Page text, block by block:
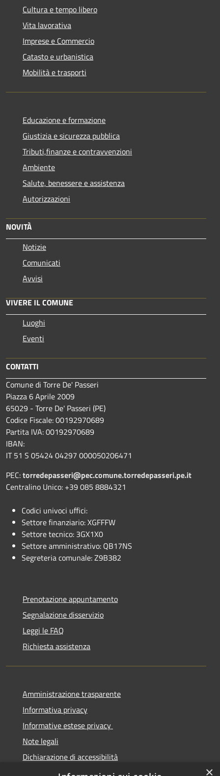
Cultura e tempo libero
Vita lavorativa
Imprese e Commercio
Catasto e urbanistica
Mobilità e trasporti
Educazione e formazione
Giustizia e sicurezza pubblica
Tributi,finanze e contravvenzioni
Ambiente
Salute, benessere e assistenza
Autorizzazioni
NOVITÀ
Notizie
Comunicati
Avvisi
VIVERE IL COMUNE
Luoghi
Eventi
CONTATTI
Comune di Torre De' Passeri
Piazza 6 Aprile 2009
65029 - Torre De' Passeri (PE)
Codice Fiscale: 00192970689
Partita IVA: 00192970689
IBAN:
IT 51 S 05424 04297 000050206471
PEC:torredepasseri@pec.comune.torredepasseri.pe.it
Centralino Unico: +39 085 8884321
Codici univoci uffici:
Settore finanziario: XGFFFW
Settore tecnico: 3GX1X0
Settore amministrativo: QB17NS
Segreteria comunale: Z9B382
Prenotazione appuntamento
Segnalazione disservizio
Leggi le FAQ
Richiesta assistenza
Amministrazione trasparente
Informativa privacy
Informative estese privacy
Note legali
Dichiarazione di accessibilità
Obbiettivi di Accessibilità
×